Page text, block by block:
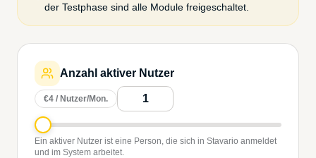
der Testphase sind alle Module freigeschaltet.
Anzahl aktiver Nutzer
€4 / Nutzer/Mon.
Ein aktiver Nutzer ist eine Person, die sich in Stavario anmeldet
und im System arbeitet.